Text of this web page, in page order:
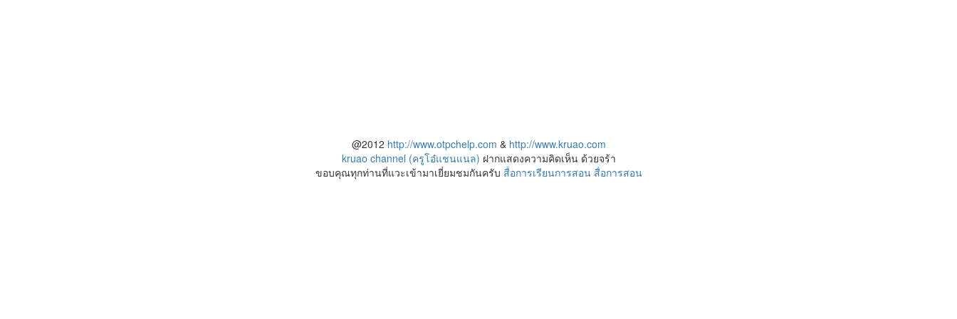
@2012 http://www.otpchelp.com & http://www.kruao.com
kruao channel (ครูโอ๋แชนแนล) ฝากแสดงความคิดเห็น ด้วยจร้า
ขอบคุณทุกท่านที่แวะเข้ามาเยี่ยมชมกันครับ สื่อการเรียนการสอน สื่อการสอน